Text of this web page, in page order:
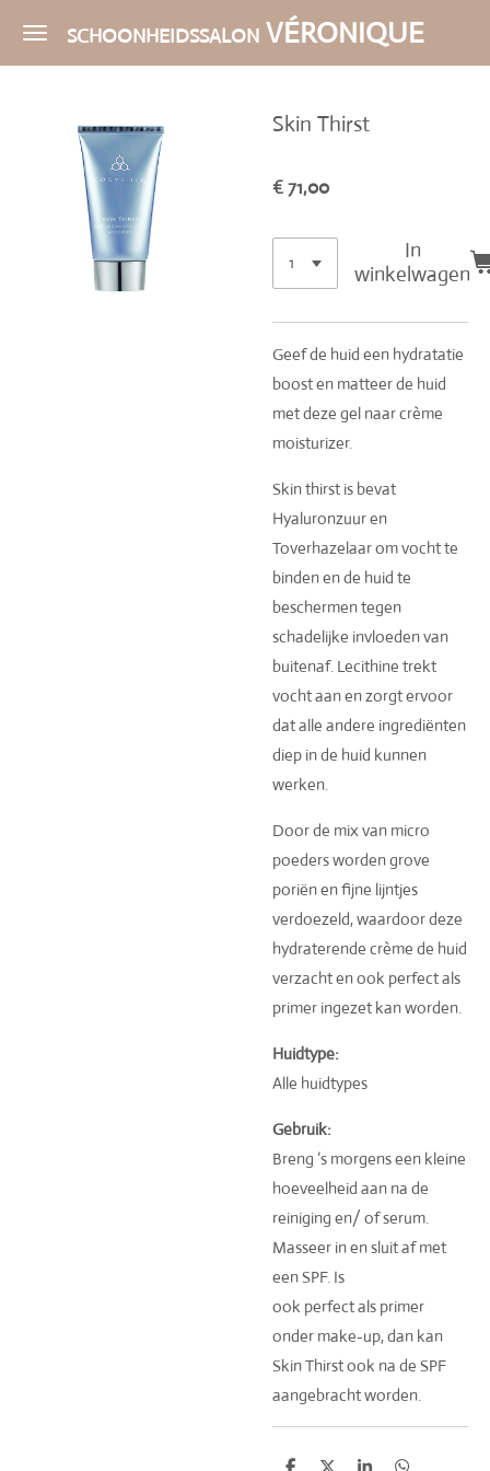
Ga
hoofdinhoud
SCHOONHEIDSSALONVÉRONIQUE
Skin Thirst
€ 71,00
In
winkelwagen
Geef de huid een hydratatie
boost en matteer de huid
met deze gel naar crème
moisturizer.
Skin thirst is bevat
Hyaluronzuur en
Toverhazelaar om vocht te
binden en de huid te
beschermen tegen
schadelijke invloeden van
buitenaf. Lecithine trekt
vocht aan en zorgt ervoor
dat alle andere ingrediënten
diep in de huid kunnen
werken.
Door de mix van micro
poeders worden grove
poriën en fijne lijntjes
verdoezeld, waardoor deze
hydraterende crème de huid
verzacht en ook perfect als
primer ingezet kan worden.
Huidtype:
Alle huidtypes
Gebruik:
Breng ’s morgens een kleine
hoeveelheid aan na de
reiniging en/ of serum.
Masseer in en sluit af met
een SPF. Is
ook perfect als primer
onder make-up, dan kan
Skin Thirst ook na de SPF
aangebracht worden.